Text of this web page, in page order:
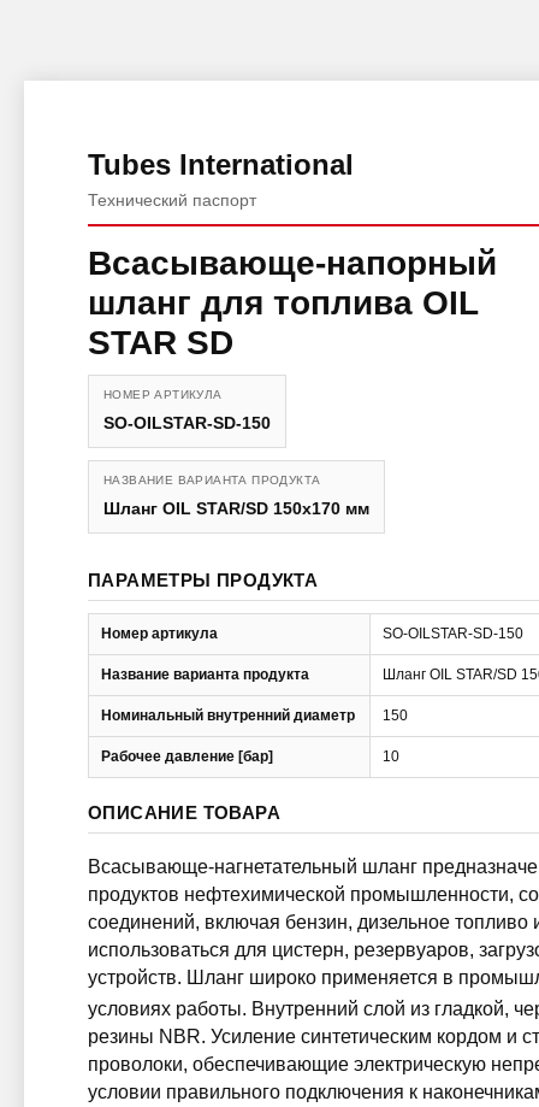
Tubes International
Технический паспорт
Всасывающе-напорный
шланг для топлива OIL
STAR SD
НОМЕР АРТИКУЛА
SO-OILSTAR-SD-150
НАЗВАНИЕ ВАРИАНТА ПРОДУКТА
Шланг OIL STAR/SD 150x170 мм
ПАРАМЕТРЫ ПРОДУКТА
Номер артикула SO-OILSTAR-SD-150
Название варианта продукта Шланг OIL STAR/SD
Номинальный внутренний диаметр 150
Рабочее давление [бар] 10
ОПИСАНИЕ ТОВАРА
Всасывающе-нагнетательный шланг
продуктов нефтехимической промышленности,
соединений, включая бензин, дизельное
использоваться для цистерн, резервуаров,
устройств. Шланг широко применяется в
условиях работы. Внутренний слой из гладкой,
резины NBR. Усиление синтетическим кордом и
проволоки, обеспечивающие электрическую
условии правильного подключения к